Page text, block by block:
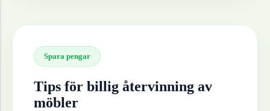
Spara pengar
Tips för billig återvinning av
möbler